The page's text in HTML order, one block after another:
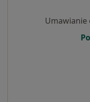
Umawianie